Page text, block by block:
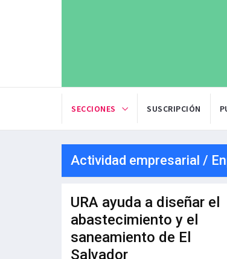
SECCIONES SUSCRIPCIÓN
Actividad empresarial /
URA ayuda a diseñar el
abastecimiento y el
saneamiento de El
Salvador